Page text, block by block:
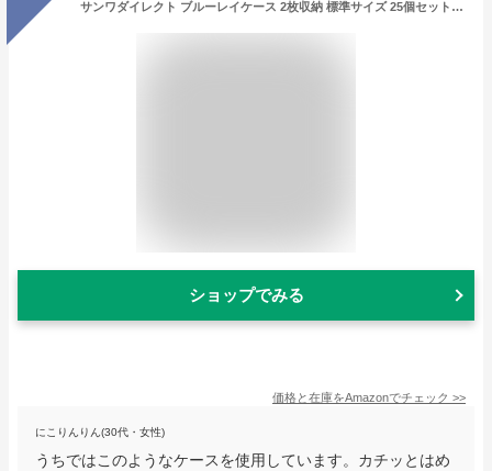
サンワダイレクト ブルーレイケース 2枚収納 標準サイズ 25個セット ジャケット収納可能 200-FCD067
ショップでみる
価格と在庫をAmazonでチェック >>
にこりんりん(30代・女性)
うちではこのようなケースを使用しています。カチッとはめ